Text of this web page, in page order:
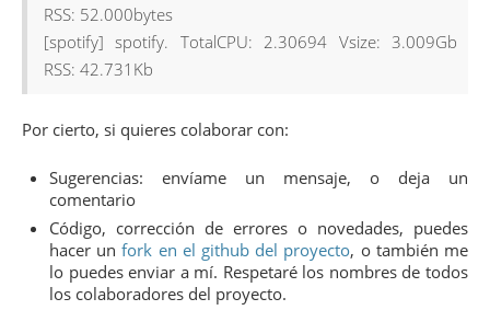
RSS: 52.000bytes
[spotify] spotify. TotalCPU: 2.30694 Vsize: 3.009Gb
RSS: 42.731Kb
Por cierto, si quieres colaborar con:
Sugerencias: envíame un mensaje, o deja un
comentario
Código, corrección de errores o novedades, puedes
hacer unfork en el github del proyecto, o también me
lo puedes enviar a mí. Respetaré los nombres de todos
los colaboradores del proyecto.